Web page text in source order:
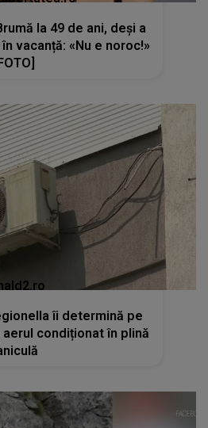
la 49 de ani, deși a
vacanță: «Nu e noroc!»
îi determină pe
condiționat în plină